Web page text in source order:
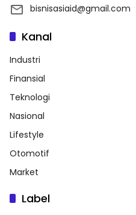
bisnisasiaid@gmail.com
Kanal
Industri
Finansial
Teknologi
Nasional
Lifestyle
Otomotif
Market
Label